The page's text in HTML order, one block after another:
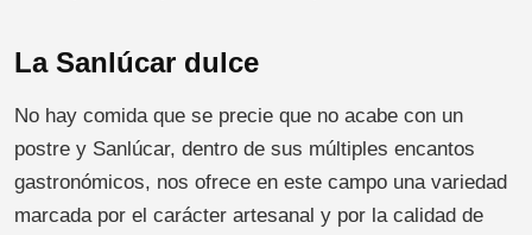
La Sanlúcar dulce
No hay comida que se precie que no acabe con un
postre y Sanlúcar, dentro de sus múltiples encantos
gastronómicos, nos ofrece en este campo una variedad
marcada por el carácter artesanal y por la calidad de